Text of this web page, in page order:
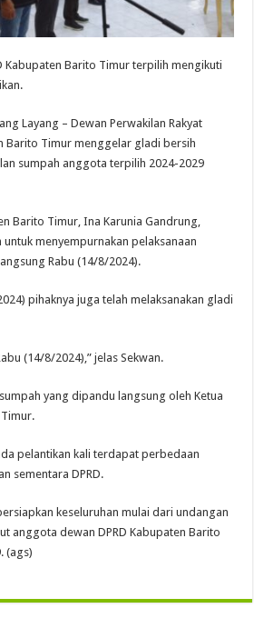
Kabupaten Barito Timur terpilih mengikuti
Layang – Dewan Perwakilan Rakyat
Barito Timur menggelar gladi bersih
sumpah anggota terpilih 2024-2029
Barito Timur, Ina Karunia Gandrung,
menyempurnakan pelaksanaan
Rabu (14/8/2024).
pihaknya juga telah melaksanakan gladi
(14/8/2024),” jelas Sekwan.
yang dipandu langsung oleh Ketua
pelantikan kali terdapat perbedaan
sementara DPRD.
keseluruhan mulai dari undangan
anggota dewan DPRD Kabupaten Barito
(ags)